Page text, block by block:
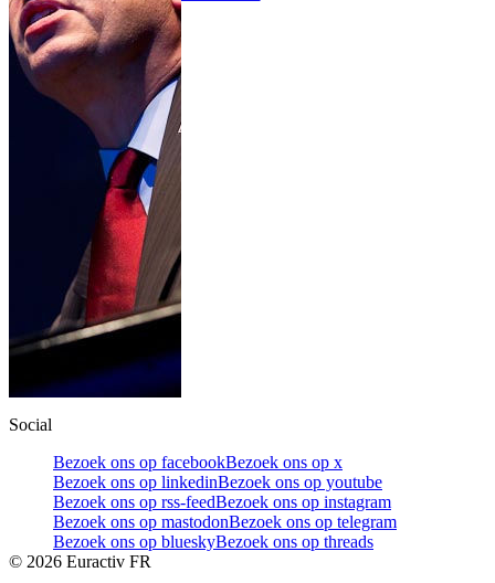
Social
Bezoek ons op facebookBezoek ons op x
Bezoek ons op linkedinBezoek ons op youtube
Bezoek ons op rss-feedBezoek ons op instagram
Bezoek ons op mastodonBezoek ons op telegram
Bezoek ons op blueskyBezoek ons op threads
© 2026 Euractiv FR